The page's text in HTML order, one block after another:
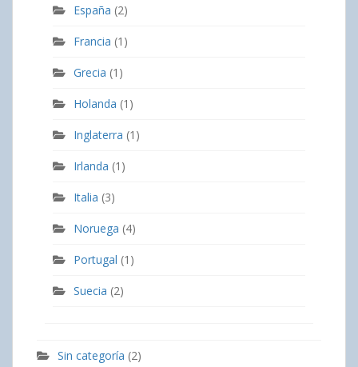
España (2)
Francia (1)
Grecia (1)
Holanda (1)
Inglaterra (1)
Irlanda (1)
Italia (3)
Noruega (4)
Portugal (1)
Suecia (2)
Sin categoría (2)